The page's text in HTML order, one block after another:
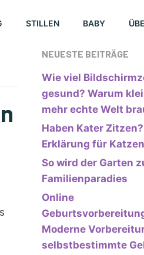
STILLEN BABY
NEUESTE BEITRÄGE
Wie viel
gesund? Warum
mehr echte Welt
Haben Kater
Erklärung für
So wird der Garten
Familienparadies
Online
Moderne
selbstbestimmte